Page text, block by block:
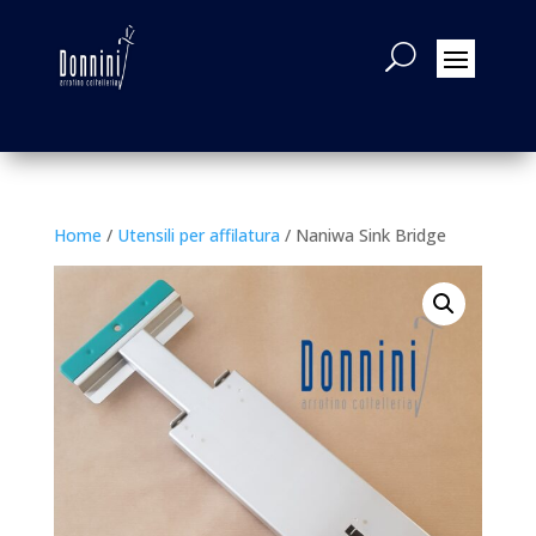
Home / Utensili per affilatura / Naniwa Sink Bridge